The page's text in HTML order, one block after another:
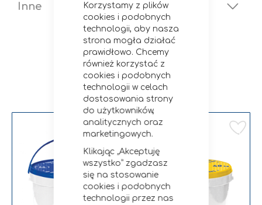
Korzystamy z plików
cookies i podobnych
technologii, aby nasza
strona mogła działać
prawidłowo. Chcemy
również korzystać z
cookies i podobnych
technologii w celach
dostosowania strony
do użytkowników,
analitycznych oraz
marketingowych.
Klikając „Akceptuję
wszystko” zgadzasz
się na stosowanie
cookies i podobnych
technologii przez nas
Inne
Zobacz podobne
Dodaj do listy życzeń Dodaj do listy życzeń